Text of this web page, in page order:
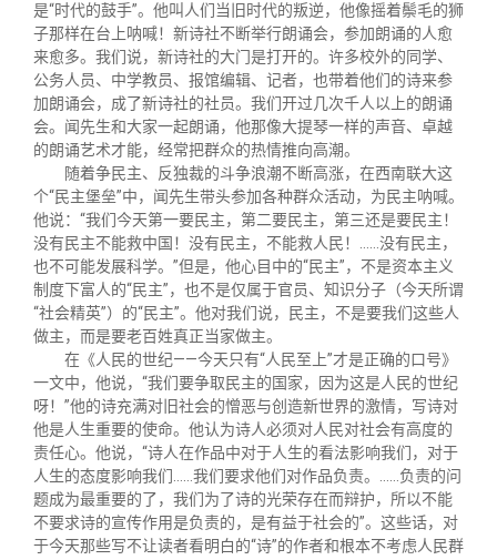
是“时代的鼓手”。他叫人们当旧时代的叛逆，他像摇着鬃毛的狮
子那样在台上呐喊！新诗社不断举行朗诵会，参加朗诵的人愈
来愈多。我们说，新诗社的大门是打开的。许多校外的同学、
公务人员、中学教员、报馆编辑、记者，也带着他们的诗来参
加朗诵会，成了新诗社的社员。我们开过几次千人以上的朗诵
会。闻先生和大家一起朗诵，他那像大提琴一样的声音、卓越
的朗诵艺术才能，经常把群众的热情推向高潮。
随着争民主、反独裁的斗争浪潮不断高涨，在西南联大这
个“民主堡垒”中，闻先生带头参加各种群众活动，为民主呐喊。
他说：“我们今天第一要民主，第二要民主，第三还是要民主！
没有民主不能救中国！没有民主，不能救人民！……没有民主，
也不可能发展科学。”但是，他心目中的“民主”，不是资本主义
制度下富人的“民主”，也不是仅属于官员、知识分子（今天所谓
“社会精英”）的“民主”。他对我们说，民主，不是要我们这些人
做主，而是要老百姓真正当家做主。
在《人民的世纪——今天只有“人民至上”才是正确的口号》
一文中，他说，“我们要争取民主的国家，因为这是人民的世纪
呀！”他的诗充满对旧社会的憎恶与创造新世界的激情，写诗对
他是人生重要的使命。他认为诗人必须对人民对社会有高度的
责任心。他说，“诗人在作品中对于人生的看法影响我们，对于
人生的态度影响我们……我们要求他们对作品负责。……负责的问
题成为最重要的了，我们为了诗的光荣存在而辩护，所以不能
不要求诗的宣传作用是负责的，是有益于社会的”。这些话，对
于今天那些写不让读者看明白的“诗”的作者和根本不考虑人民群